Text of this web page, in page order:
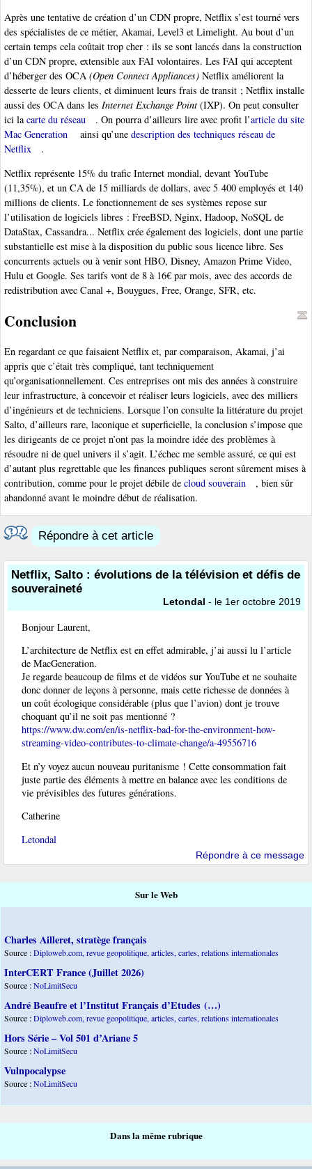
Après une tentative de création d’un CDN propre, Netflix s’est tourné vers
des spécialistes de ce métier, Akamai, Level3 et Limelight. Au bout d’un
certain temps cela coûtait trop cher : ils se sont lancés dans la construction
d’un CDN propre, extensible aux FAI volontaires. Les FAI qui acceptent
d’héberger des OCA (Open Connect Appliances) Netflix améliorent la
desserte de leurs clients, et diminuent leurs frais de transit ; Netflix installe
aussi des OCA dans les Internet Exchange Point(IXP). On peut consulter
ici lacarte du réseau . On pourra d’ailleurs lire avec profit l’article du site
Mac Generation
ainsi qu’une description des techniques réseau de
Netflix
.
Netflix représente 15% du trafic Internet mondial, devant YouTube
(11,35%), et un CA de 15 milliards de dollars, avec 5 400 employés et 140
millions de clients. Le fonctionnement de ses systèmes repose sur
l’utilisation de logiciels libres : FreeBSD, Nginx, Hadoop, NoSQL de
DataStax, Cassandra... Netflix crée également des logiciels, dont une partie
substantielle est mise à la disposition du public sous licence libre. Ses
concurrents actuels ou à venir sont HBO, Disney, Amazon Prime Video,
Hulu et Google. Ses tarifs vont de 8 à 16€ par mois, avec des accords de
redistribution avec Canal +, Bouygues, Free, Orange, SFR, etc.
Conclusion
En regardant ce que faisaient Netflix et, par comparaison, Akamai, j’ai
appris que c’était très compliqué, tant techniquement
qu’organisationnellement. Ces entreprises ont mis des années à construire
leur infrastructure, à concevoir et réaliser leurs logiciels, avec des milliers
d’ingénieurs et de techniciens. Lorsque l’on consulte la littérature du projet
Salto, d’ailleurs rare, laconique et superficielle, la conclusion s’impose que
les dirigeants de ce projet n’ont pas la moindre idée des problèmes à
résoudre ni de quel univers il s’agit. L’échec me semble assuré, ce qui est
d’autant plus regrettable que les finances publiques seront sûrement mises à
contribution, comme pour le projet débile de cloud souverain
, bien sûr
abandonné avant le moindre début de réalisation.
Répondre à cet article
Netflix, Salto : évolutions de la télévision et défis de
souveraineté
Letondal - le 1er octobre 2019
Bonjour Laurent,
L’architecture de Netflix est en effet admirable, j’ai aussi lu l’article
de MacGeneration.
Je regarde beaucoup de films et de vidéos sur YouTube et ne souhaite
donc donner de leçons à personne, mais cette richesse de données à
un coût écologique considérable (plus que l’avion) dont je trouve
choquant qu’il ne soit pas mentionné ?
https://www.dw.com/en/is-netflix-bad-for-the-environment-how-
streaming-video-contributes-to-climate-change/a-49556716
Et n’y voyez aucun nouveau puritanisme ! Cette consommation fait
juste partie des éléments à mettre en balance avec les conditions de
vie prévisibles des futures générations.
Catherine
Letondal
Répondre à ce message
Sur le Web
Charles Ailleret, stratège français
Source :Diploweb.com, revue geopolitique, articles, cartes, relations internationales
InterCERT France (Juillet 2026)
Source :NoLimitSecu
André Beaufre et l’Institut Français d’Etudes (…)
Source :Diploweb.com, revue geopolitique, articles, cartes, relations internationales
Hors Série – Vol 501 d’Ariane 5
Source :NoLimitSecu
Vulnpocalypse
Source :NoLimitSecu
Dans la même rubrique